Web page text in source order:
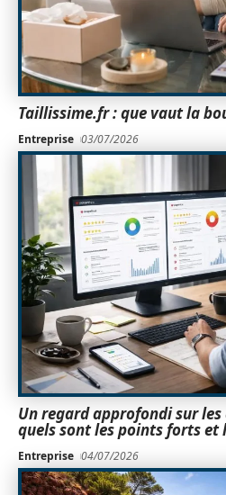
Taillissime.fr : que vaut la
Entreprise 03/07/2026
Un regard approfondi sur les
quels sont les points forts et
Entreprise 04/07/2026